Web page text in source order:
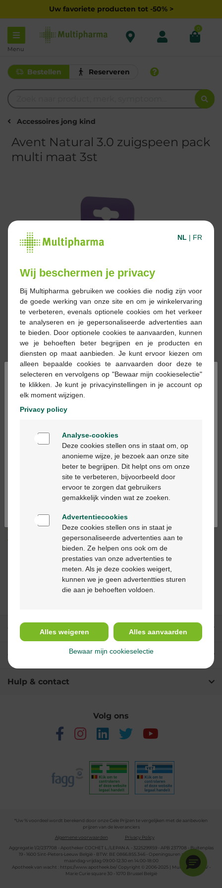
Uw favoriete producten tot -50% >
Menu
0
Bestellen Reserveren
Accessoires jong kind
Avent Natural 3.0 zuigspeen pack
multi maat 3st
€ 12,99
Bestellen
Voorraad uitgeput
Op werkdagen vóór 12u besteld, volgende
werkdag geleverd
levering thuis vanaf €55
betalen
Klantendienstvia chat ofcontactformulier
Anderen bekeken ook
Onze diensten
Over Multipharma
Hulp & contact
Volg ons
*Uw % voordeel wordt berekend door onze Gele Prijzen te vergelijken met de aanbevolen
prijzen van de leveranciers
Algemene voorwaarden
Privacy Policy
Aggregatie 1/2/237708 - Apotheker COCHET L./LEPAN A. - 3225299159 - APB 237708 - Buitenplas
19 - 1600 Sint-Pieters-Leeuw België - BTW: BE 0866.855.346 - Openingsuren apotheek:
maandag-vrijdag 09:00-12:30 en 14:00-18:00
Apotheek van wacht :
https://www.apotheek.be/Copyright © 2006-2025 | Multipharma CV -
Marie Curie square 30 - 1070 Brussel België
×
Bienvenue
Ga verder in het nederlands
Continuez en français
NL | FR
Wij beschermen je privacy
Bij Multipharma gebruiken we cookies die nodig zijn voor
de goede werking van onze site en om je winkelervaring
te verbeteren, evenals optionele cookies om het verkeer
te analyseren en je gepersonaliseerde advertenties aan
te bieden. Door optionele cookies te aanvaarden, kunnen
we je behoeften beter begrijpen en je producten en
diensten op maat aanbieden. Je kunt ervoor kiezen om
alleen bepaalde cookies te aanvaarden door deze te
selecteren en vervolgens op "Bewaar mijn cookieselectie"
te klikken. Je kunt je privacyinstellingen in je account op
elk moment wijzigen.
Privacy policy
Analyse-cookies
Deze cookies stellen ons in staat om, op
anonieme wijze, je bezoek aan onze site
beter te begrijpen. Dit helpt ons om onze
site te verbeteren, bijvoorbeeld door
ervoor te zorgen dat gebruikers
gemakkelijk vinden wat ze zoeken.
Advertentiecookies
Deze cookies stellen ons in staat je
gepersonaliseerde advertenties aan te
bieden. Ze helpen ons ook om de
prestaties van onze advertenties te
meten. Als je deze cookies weigert,
kunnen we je geen advertentties sturen
die aan je behoeften voldoen.
Alles weigeren Alles aanvaarden
Bewaar mijn cookieselectie